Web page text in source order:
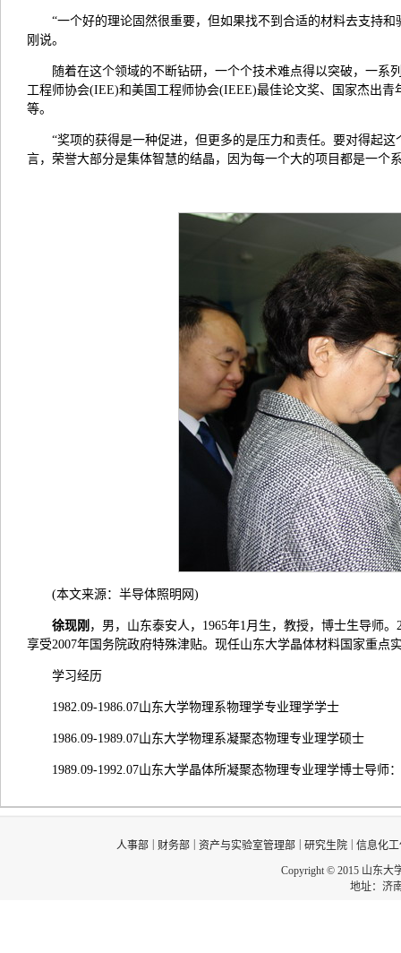
“一个好的理论固然很重要，但如果找不到合适的材料去支持
刚说。
随着在这个领域的不断钻研，一个个技术难点得以突破，一
工程师协会(IEE)和美国工程师协会(IEEE)最佳论文奖、国家杰出
等。
“奖项的获得是一种促进，但更多的是压力和责任。要对得起
言，荣誉大部分是集体智慧的结晶，因为每一个大的项目都是一
(本文来源：半导体照明网)
徐现刚 ，男，山东泰安人，1965年1月生，教授，博士生导师
享受2007年国务院政府特殊津贴。现任山东大学晶体材料国家重点
学习经历
1982.09-1986.07山东大学物理系物理学专业理学学士
1986.09-1989.07山东大学物理系凝聚态物理专业理学硕士
1989.09-1992.07山东大学晶体所凝聚态物理专业理学博士导师
人事部 财务部 资产与实验室管理部 研究生院
信息化
Copyright © 2015 山东大
地址：济